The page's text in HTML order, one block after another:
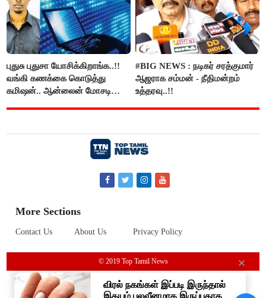
புதுசு புதுசா யோசிக்கிறாங்க..!!
வங்கி கணக்கை கொடுத்து
கமிஷன்.. ஆன்லைன் மோசடி
#BIG NEWS : நடிகர் சரத்குமார்
ஆஜராக சம்மன் - நீதிமன்றம்
உத்தரவு..!!
More Sections
Contact Us About Us Privacy Policy
© 2019 Top Tamil News